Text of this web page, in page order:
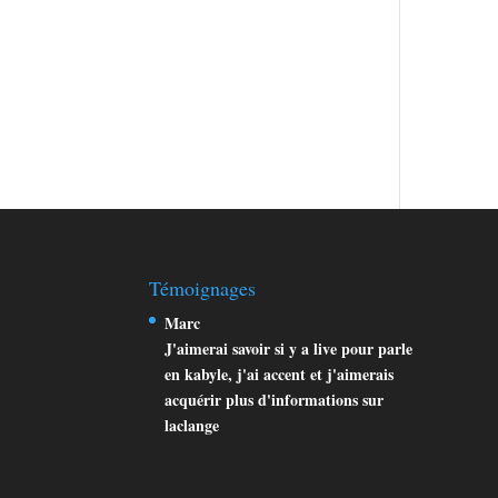
Témoignages
Marc
J'aimerai savoir si y a live pour parle
en kabyle, j'ai accent et j'aimerais
acquérir plus d'informations sur
laclange